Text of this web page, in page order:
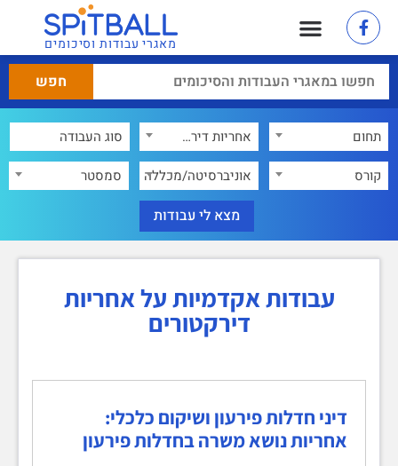
מאגרי עבודות וסיכומים
תחום
אחריות דירקטורים
קורס
אוניברסיטה/מכללה סמסטר
עבודות אקדמיות על אחריות
דירקטורים
דיני חדלות פירעון ושיקום כלכלי:
אחריות נושא משרה בחדלות פירעון